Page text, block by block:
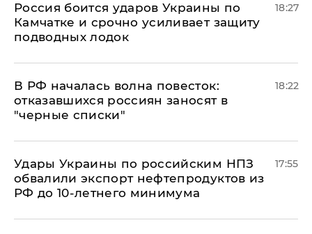
Россия боится ударов Украины по
Камчатке и срочно усиливает защиту
подводных лодок
18:27
​В РФ началась волна повесток:
отказавшихся россиян заносят в
"черные списки"
18:22
Удары Украины по российским НПЗ
обвалили экспорт нефтепродуктов из
РФ до 10-летнего минимума
17:55